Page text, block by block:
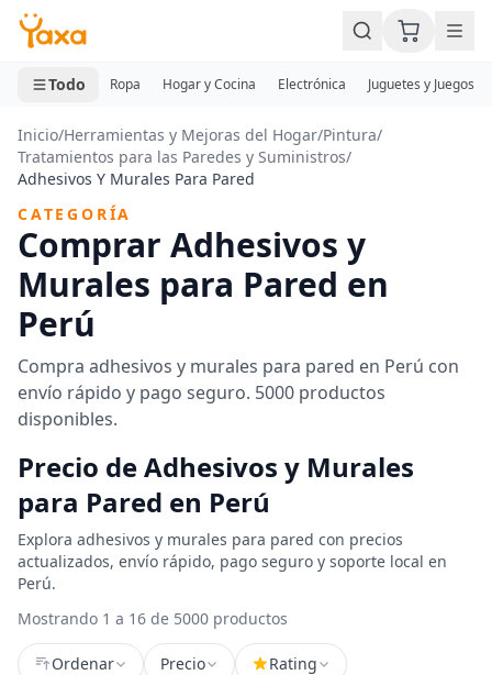
MINI CARRITO
0 productos
Todo Ropa Hogar y Cocina Electrónica Juguetes y Juegos
Inicio/Herramientas y Mejoras del Hogar/Pintura/
Tratamientos para las Paredes y Suministros/
Adhesivos Y Murales Para Pared
CATEGORÍA
Comprar Adhesivos y
Murales para Pared en
Perú
Compra adhesivos y murales para pared en Perú con
envío rápido y pago seguro. 5000 productos
disponibles.
Precio de Adhesivos y Murales
para Pared en Perú
Explora adhesivos y murales para pared con precios
actualizados, envío rápido, pago seguro y soporte local en
Perú.
Mostrando 1 a 16 de 5000 productos
Ordenar Precio
Rating